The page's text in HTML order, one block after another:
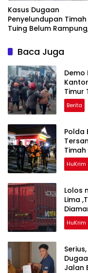
Kasus Dugaan
Penyelundupan Timah
Tuing Belum
Dalam Informasi
Penyidikan
Baca Juga
Demo
Timur
Berita
Polda
HuKrim
Lolos
Lima
HuKrim
Jalan